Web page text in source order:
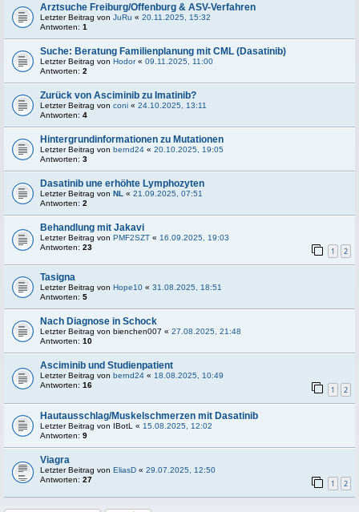
Arztsuche Freiburg/Offenburg & ASV-Verfahren
Letzter Beitrag von JuRu « 20.11.2025, 15:32
Antworten: 1
Suche: Beratung Familienplanung mit CML (Dasatinib)
Letzter Beitrag von Hodor« 09.11.2025, 11:00
Antworten: 2
Zurück von Asciminib zu Imatinib?
Letzter Beitrag von coni « 24.10.2025, 13:11
Antworten: 4
Hintergrundinformationen zu Mutationen
Letzter Beitrag von bernd24 « 20.10.2025, 19:05
Antworten: 3
Dasatinib une erhöhte Lymphozyten
Letzter Beitrag von NL « 21.09.2025, 07:51
Antworten: 2
Behandlung mit Jakavi
Letzter Beitrag von PMF2SZT « 16.09.2025, 19:03
Antworten: 23 1 2
Tasigna
Letzter Beitrag von Hope10 « 31.08.2025, 18:51
Antworten: 5
Nach Diagnose in Schock
Letzter Beitrag von bienchen007 « 27.08.2025, 21:48
Antworten: 10
Asciminib und Studienpatient
Letzter Beitrag von bernd24 « 18.08.2025, 10:49
Antworten: 16 1 2
Hautausschlag/Muskelschmerzen mit Dasatinib
Letzter Beitrag von IBotL « 15.08.2025, 12:02
Antworten: 9
Viagra
Letzter Beitrag von EliasD « 29.07.2025, 12:50
Antworten: 27 1 2